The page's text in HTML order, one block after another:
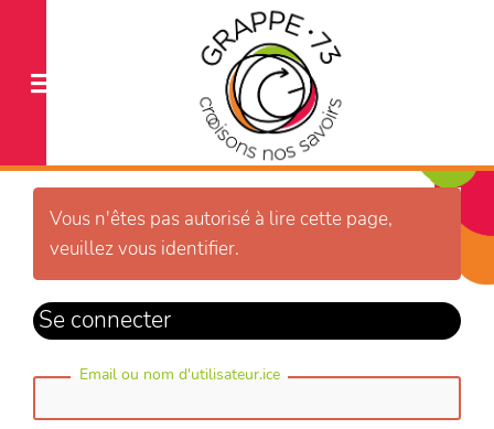
Vous n'êtes pas autorisé à lire cette page,
veuillez vous identifier.
Se connecter
Email ou nom d'utilisateur.ice